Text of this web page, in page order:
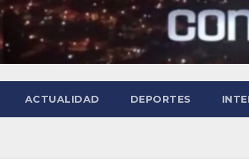
ACTUALIDAD DEPORTES